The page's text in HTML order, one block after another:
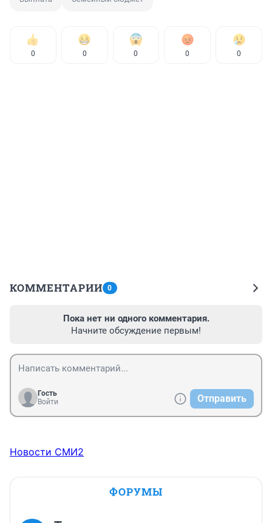
0 0 0 0 0
КОММЕНТАРИИ 0
Пока нет ни одного комментария.
Начните обсуждение первым!
Гость
Войти
Отправить
Новости СМИ2
ФОРУМЫ